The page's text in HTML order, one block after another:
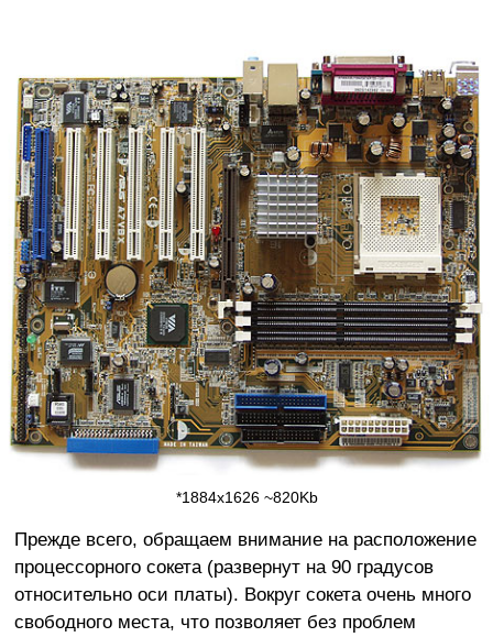
*1884x1626 ~820Kb
Прежде всего, обращаем внимание на расположение
процессорного сокета (развернут на 90 градусов
относительно оси платы). Вокруг сокета очень много
свободного места, что позволяет без проблем